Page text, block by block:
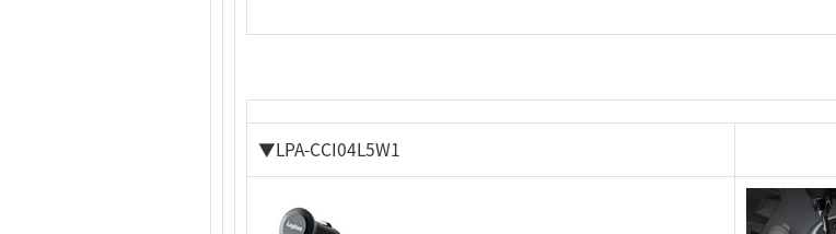
▼LPA-CCI04L5W1